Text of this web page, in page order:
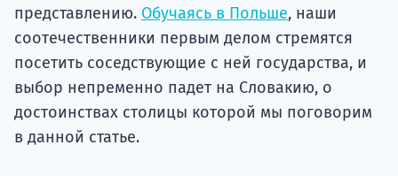
представлению. Обучаясь в Польше, наши
соотечественники первым делом стремятся
посетить соседствующие с ней государства, и
выбор непременно падет на Словакию, о
достоинствах столицы которой мы поговорим
в данной статье.